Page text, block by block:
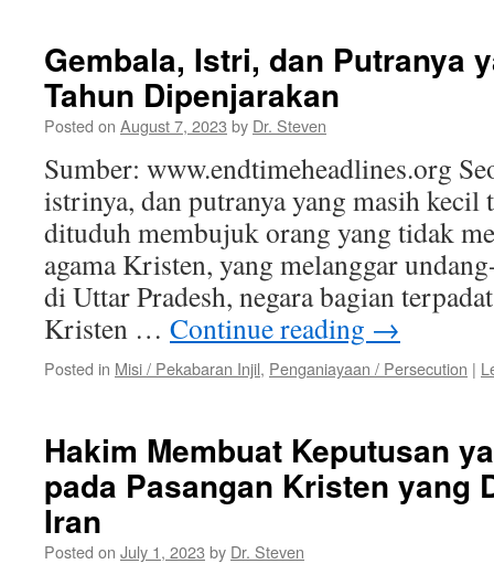
Gembala, Istri, dan Putranya
Tahun Dipenjarakan
Posted on August 7, 2023 by Dr. Steven
Sumber: www.endtimeheadlines.org
istrinya, dan putranya yang masih kecil
dituduh membujuk orang yang tidak
agama Kristen, yang melanggar
di Uttar Pradesh, negara bagian
Kristen … Continue reading →
Posted in Misi / Pekabaran Injil, Penganiayaan / Persecution |
Hakim Membuat Keputusan
pada Pasangan Kristen yang
Iran
Posted on July 1, 2023 by Dr. Steven